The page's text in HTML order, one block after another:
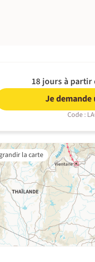
18 jours à partir
Je demande
Code :